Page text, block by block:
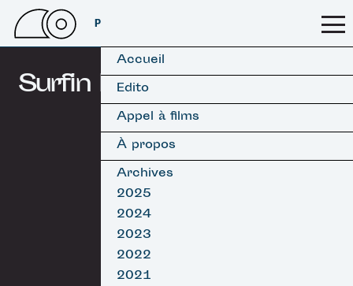
PSSFF 2026
Accueil
Edito
Appel à films
À propos
Archives
2025
2024
2023
2022
2021
Surfin Estate